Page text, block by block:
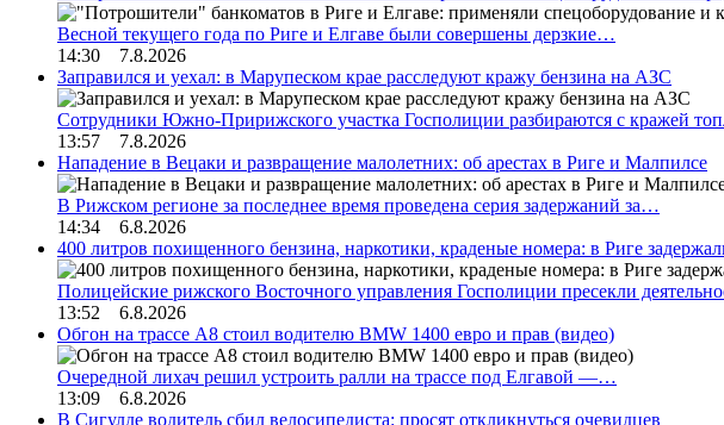
Весной текущего года по Риге и Елгаве были совершены дерзкие…
14:30 7.8.2026
Заправился и уехал: в Марупеском крае расследуют кражу бензина на АЗС
Сотрудники Южно-Пририжского участка Госполиции разбираются с кражей
13:57 7.8.2026
Нападение в Вецаки и развращение малолетних: об арестах в Риге и Малпилсе
В Рижском регионе за последнее время проведена серия задержаний за…
14:34 6.8.2026
400 литров похищенного бензина, наркотики, краденые номера: в Риге
Полицейские рижского Восточного управления Госполиции пресекли
13:52 6.8.2026
Обгон на трассе А8 стоил водителю BMW 1400 евро и прав (видео)
Очередной лихач решил устроить ралли на трассе под Елгавой —…
13:09 6.8.2026
В Сигулде водитель сбил велосипедиста: просят откликнуться очевидцев